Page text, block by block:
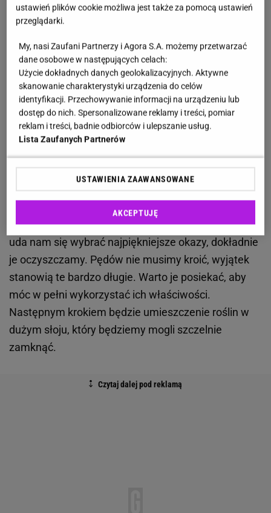
potrzebujemy:
cukru lub miodu,
wody (opcjonalnie).
Najlepszy syrop zrobimy z pędów zebranych pod
koniec kwietnia lub na początku maja, to wtedy są
miękkie, świeże i soczyście zielone. Nie bez
znaczenia jest także miejsce, w którym rosną.
Omijajmy te znajdujące się w lokalizacjach
zagrożonych zanieczyszczeniami, np. tuż przy
drodze lub obok terenów przemysłowych. Kiedy już
uda nam się wybrać najpiękniejsze okazy, dokładnie
je oczyszczamy. Pędów nie musimy kroić, wyjątek
stanowią te bardzo długie. Warto je posiekać, aby
móc w pełni wykorzystać ich właściwości.
Następnym krokiem będzie umieszczenie roślin w
dużym słoju, który będziemy mogli szczelnie
zamknąć.
ustawień plików cookie możliwa jest także za pomocą ustawień
przeglądarki.
My, nasi Zaufani Partnerzy i Agora S.A. możemy przetwarzać
dane osobowe w następujących celach:
Użycie dokładnych danych geolokalizacyjnych. Aktywne
skanowanie charakterystyki urządzenia do celów
identyfikacji. Przechowywanie informacji na urządzeniu lub
dostęp do nich. Spersonalizowane reklamy i treści, pomiar
reklam i treści, badnie odbiorców i ulepszanie usług.
Lista Zaufanych Partnerów
USTAWIENIA ZAAWANSOWANE
AKCEPTUJĘ